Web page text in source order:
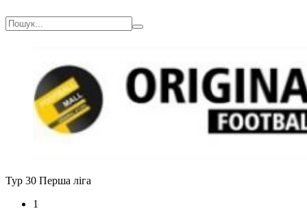
Тур 30 Перша ліга
1